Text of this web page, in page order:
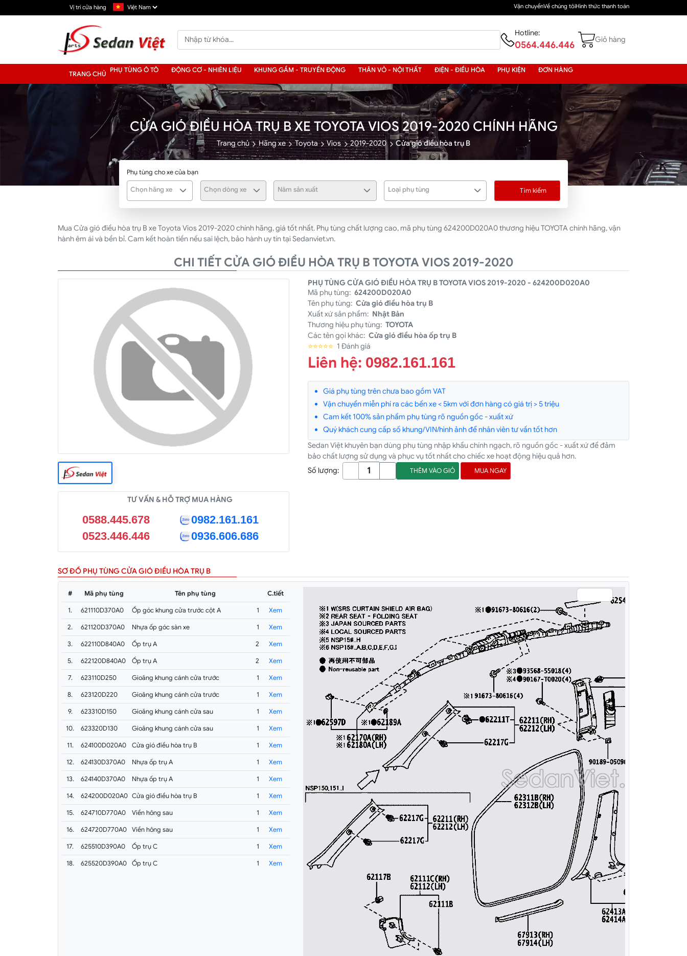
Vị trí cửa hàng Vận chuyểnVề chúng tôiHình thức thanh toán
Hotline:
0564.446.446 Giỏ hàng
TRANG CHỦ PHỤ TÙNG Ô TÔ ĐỘNG CƠ - NHIÊN LIỆU KHUNG GẦM - TRUYỀN ĐỘNG THÂN VỎ - NỘI THẤT ĐIỆN - ĐIỀU HÒA PHỤ KIỆN ĐƠN HÀNG
CỬA GIÓ ĐIỀU HÒA TRỤ B XE TOYOTA VIOS 2019-2020 CHÍNH HÃNG
Trang chủ Hãng xe Toyota Vios 2019-2020 Cửa gió điều hòa trụ B
Phụ tùng cho xe của bạn
Chọn hãng xe Chọn dòng xe Năm sản xuất Loại phụ tùng Tìm kiếm
Mua Cửa gió điều hòa trụ B xe Toyota Vios 2019-2020 chính hãng, giá tốt nhất. Phụ tùng chất lượng cao, mã phụ tùng 624200D020A0 thương hiệu TOYOTA chính hãng, vận
hành êm ái và bền bỉ. Cam kết hoàn tiền nếu sai lệch, bảo hành uy tín tại Sedanviet.vn.
CHI TIẾT CỬA GIÓ ĐIỀU HÒA TRỤ B TOYOTA VIOS 2019-2020
TƯ VẤN & HỖ TRỢ MUA HÀNG
0588.445.678
0982.161.161
0523.446.446
0936.606.686
PHỤ TÙNG CỬA GIÓ ĐIỀU HÒA TRỤ B TOYOTA VIOS 2019-2020 - 624200D020A0
Mã phụ tùng: 624200D020A0
Tên phụ tùng: Cửa gió điều hòa trụ B
Xuất xứ sản phẩm: Nhật Bản
Thương hiệu phụ tùng: TOYOTA
Các tên gọi khác: Cửa gió điều hòa ốp trụ B
⭐⭐⭐⭐⭐ 1 Đánh giá
Liên hệ: 0982.161.161
Giá phụ tùng trên chưa bao gồm VAT
Vận chuyển miễn phí ra các bến xe < 5km với đơn hàng có giá trị > 5 triệu
Cam kết 100% sản phẩm phụ tùng rõ nguồn gốc - xuất xứ
Quý khách cung cấp số khung/VIN/hình ảnh để nhân viên tư vấn tốt hơn
Sedan Việt khuyên bạn dùng phụ tùng nhập khẩu chính ngạch, rõ nguồn gốc - xuất xứ để đảm
bảo chất lượng sử dụng và phục vụ tốt nhất cho chiếc xe hoạt động hiệu quả hơn.
Số lượng:
THÊM VÀO GIỎ MUA NGAY
SƠ ĐỒ PHỤ TÙNG CỬA GIÓ ĐIỀU HÒA TRỤ B
# Mã phụ tùng Tên phụ tùng C.tiết
1. 621110D370A0 Ốp góc khung cửa trước cột A 1 Xem
2. 621120D370A0 Nhựa ốp góc sàn xe 1 Xem
3. 622110D840A0 Ốp trụ A 2 Xem
5. 622120D840A0 Ốp trụ A 2 Xem
7. 623110D250 Gioăng khung cánh cửa trước 1 Xem
8. 623120D220 Gioăng khung cánh cửa trước 1 Xem
9. 623310D150 Gioăng khung cánh cửa sau 1 Xem
10. 623320D130 Gioăng khung cánh cửa sau 1 Xem
11. 624100D020A0 Cửa gió điều hòa trụ B 1 Xem
12. 624130D370A0 Nhựa ốp trụ A 1 Xem
13. 624140D370A0 Nhựa ốp trụ A 1 Xem
14. 624200D020A0 Cửa gió điều hòa trụ B 1 Xem
15. 624710D770A0 Viền hông sau 1 Xem
16. 624720D770A0 Viền hông sau 1 Xem
17. 625510D390A0 Ốp trụ C 1 Xem
18. 625520D390A0 Ốp trụ C 1 Xem